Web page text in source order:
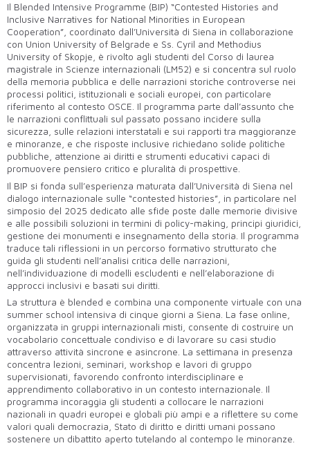
Il Blended Intensive Programme (BIP) “Contested Histories and
Inclusive Narratives for National Minorities in European
Cooperation”, coordinato dall’Università di Siena in collaborazione
con Union University of Belgrade e Ss. Cyril and Methodius
University of Skopje, è rivolto agli studenti del Corso di laurea
magistrale in Scienze internazionali (LM52) e si concentra sul ruolo
della memoria pubblica e delle narrazioni storiche controverse nei
processi politici, istituzionali e sociali europei, con particolare
riferimento al contesto OSCE. Il programma parte dall’assunto che
le narrazioni conflittuali sul passato possano incidere sulla
sicurezza, sulle relazioni interstatali e sui rapporti tra maggioranze
e minoranze, e che risposte inclusive richiedano solide politiche
pubbliche, attenzione ai diritti e strumenti educativi capaci di
promuovere pensiero critico e pluralità di prospettive.
Il BIP si fonda sull’esperienza maturata dall’Università di Siena nel
dialogo internazionale sulle “contested histories”, in particolare nel
simposio del 2025 dedicato alle sfide poste dalle memorie divisive
e alle possibili soluzioni in termini di policy-making, principi giuridici,
gestione dei monumenti e insegnamento della storia. Il programma
traduce tali riflessioni in un percorso formativo strutturato che
guida gli studenti nell’analisi critica delle narrazioni,
nell’individuazione di modelli escludenti e nell’elaborazione di
approcci inclusivi e basati sui diritti.
La struttura è blended e combina una componente virtuale con una
summer school intensiva di cinque giorni a Siena. La fase online,
organizzata in gruppi internazionali misti, consente di costruire un
vocabolario concettuale condiviso e di lavorare su casi studio
attraverso attività sincrone e asincrone. La settimana in presenza
concentra lezioni, seminari, workshop e lavori di gruppo
supervisionati, favorendo confronto interdisciplinare e
apprendimento collaborativo in un contesto internazionale. Il
programma incoraggia gli studenti a collocare le narrazioni
nazionali in quadri europei e globali più ampi e a riflettere su come
valori quali democrazia, Stato di diritto e diritti umani possano
sostenere un dibattito aperto tutelando al contempo le minoranze.